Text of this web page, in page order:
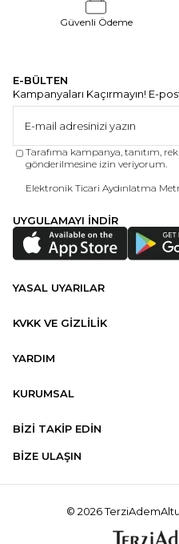
Güvenli Ödeme
E-BÜLTEN
Kampanyaları Kaçırmayın! E-
Tarafıma kampanya, tanıtım,
gönderilmesine izin veriyorum.
Elektronik Ticari Aydınlatma
UYGULAMAYI İNDİR
YASAL UYARILAR
KVKK VE GİZLİLİK
YARDIM
KURUMSAL
BİZİ TAKİP EDİN
BİZE ULAŞIN
© 2026